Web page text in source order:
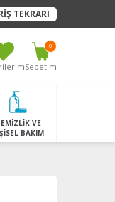
TEKRARI
Sepetim
0
VE
BAKIM